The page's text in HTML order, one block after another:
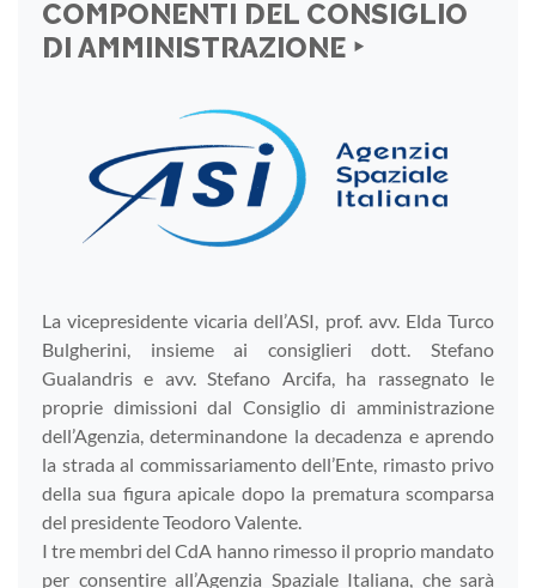
COMPONENTI DEL CONSIGLIO
DI AMMINISTRAZIONE ‣
La vicepresidente vicaria dell’ASI, prof. avv. Elda Turco
Bulgherini, insieme ai consiglieri dott. Stefano
Gualandris e avv. Stefano Arcifa, ha rassegnato le
proprie dimissioni dal Consiglio di amministrazione
dell’Agenzia, determinandone la decadenza e aprendo
la strada al commissariamento dell’Ente, rimasto privo
della sua figura apicale dopo la prematura scomparsa
del presidente Teodoro Valente.
I tre membri del CdA hanno rimesso il proprio mandato
per consentire all’Agenzia Spaziale Italiana, che sarà